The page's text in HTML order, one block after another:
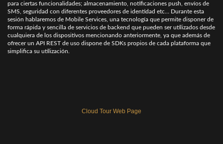
para ciertas funcionalidades; almacenamiento, notificaciones push, envíos de
SMS, seguridad con diferentes proveedores de identidad etc… Durante esta
sesión hablaremos de Mobile Services, una tecnología que permite disponer de
forma rápida y sencilla de servicios de backend que pueden ser utilizados desde
cualquiera de los dispositivos mencionando anteriormente, ya que además de
ofrecer un API REST de uso dispone de SDKs propios de cada plataforma que
simplifica su utilización.
Cloud Tour Web Page